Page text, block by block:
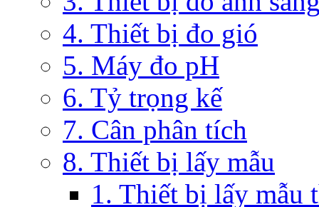
4. Thiết bị đo gió
5. Máy đo pH
6. Tỷ trọng kế
7. Cân phân tích
8. Thiết bị lấy mẫu
1. Thiết bị lấy mẫu